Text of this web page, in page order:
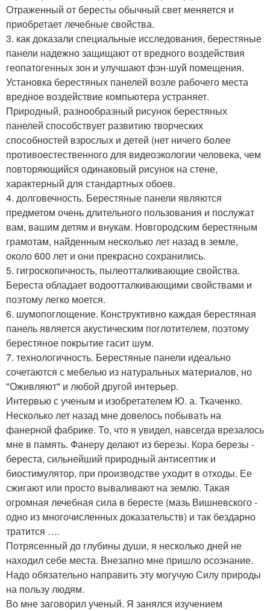
Отраженный от бересты обычный свет меняется и
приобретает лечебные свойства.
3. как доказали специальные исследования, берестяные
панели надежно защищают от вредного воздействия
геопатогенных зон и улучшают фэн-шуй помещения.
Установка берестяных панелей возле рабочего места
вредное воздействие компьютера устраняет.
Природный, разнообразный рисунок берестяных
панелей способствует развитию творческих
способностей взрослых и детей (нет ничего более
противоестественного для видеоэкологии человека, чем
повторяющийся одинаковый рисунок на стене,
характерный для стандартных обоев.
4. долговечность. Берестяные панели являются
предметом очень длительного пользования и послужат
вам, вашим детям и внукам. Новгородским берестяным
грамотам, найденным несколько лет назад в земле,
около 600 лет и они прекрасно сохранились.
5. гигроскопичность, пылеотталкивающие свойства.
Береста обладает водоотталкивающими свойствами и
поэтому легко моется.
6. шумопоглощение. Конструктивно каждая берестяная
панель является акустическим поглотителем, поэтому
берестяное покрытие гасит шум.
7. технологичность. Берестяные панели идеально
сочетаются с мебелью из натуральных материалов, но
"Оживляют" и любой другой интерьер.
Интервью с ученым и изобретателем Ю. а. Ткаченко.
Несколько лет назад мне довелось побывать на
фанерной фабрике. То, что я увидел, навсегда врезалось
мне в память. Фанеру делают из березы. Кора березы -
береста, сильнейший природный антисептик и
биостимулятор, при производстве уходит в отходы. Ее
сжигают или просто вываливают на землю. Такая
огромная лечебная сила в бересте (мазь Вишневского -
одно из многочисленных доказательств) и так бездарно
тратится ….
Потрясенный до глубины души, я несколько дней не
находил себе места. Внезапно мне пришло осознание.
Надо обязательно направить эту могучую Силу природы
на пользу людям.
Во мне заговорил ученый. Я занялся изучением